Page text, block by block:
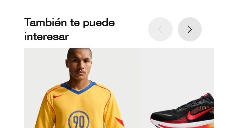
También te puede
interesar